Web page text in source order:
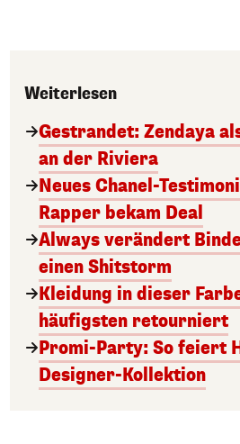
Weiterlesen
Gestrandet: Zendaya
an der Riviera
Neues Chanel-
Rapper bekam Deal
Always verändert
einen Shitstorm
Kleidung in dieser
häufigsten retourniert
Promi-Party: So feiert
Designer-Kollektion